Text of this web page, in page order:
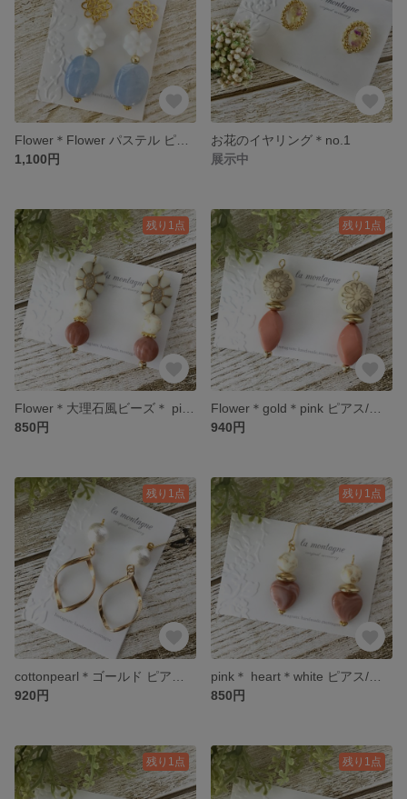
1,100円
お花のイヤリング＊no.1
展示中
残り1点
850円
残り1点
940円
残り1点
920円
残り1点
850円
残り1点 残り1点